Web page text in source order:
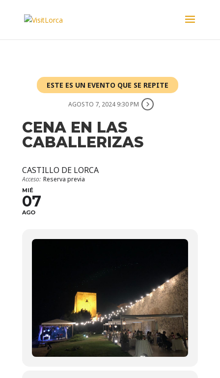
ESTE ES UN EVENTO QUE SE REPITE
AGOSTO 7, 2024 9:30 PM
CENA EN LAS
CABALLERIZAS
CASTILLO DE LORCA
Acceso: Reserva previa
MIÉ
07
AGO